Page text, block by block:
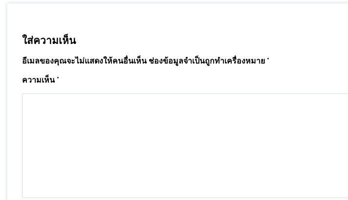
ใส่ความเห็น
อีเมลของคุณจะไม่แสดงให้คนอื่นเห็น ช่องข้อมูลจำเป็นถูกทำเครื่องหมาย *
ความเห็น*